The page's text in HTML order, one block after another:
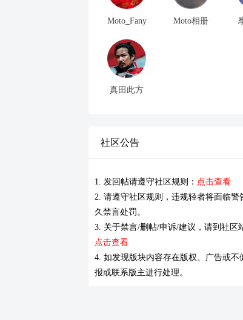
Moto_Fany Moto相册
真田此方
社区公告
1. 发回帖请遵守社区规则： 点击查看
2. 请遵守社区规则，违规轻者将面临警
久禁言处罚。
3. 关于禁言/删帖/申诉/建议，请到社区
点击查看
4. 如发现版块内容存在版权、广告或不
报或联系版主进行处理。